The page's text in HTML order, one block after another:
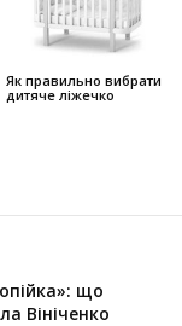
Як правильно вибрати
дитяче ліжечко
що
Вініченко